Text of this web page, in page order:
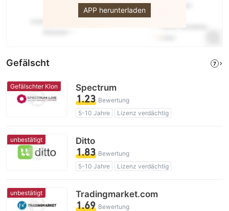
APP herunterladen
Gefälscht 7
Gefälschter Klon Spectrum
1.23 Bewertung
5-10 Jahre
Lizenz verdächtig
Fälschung von Klon Australien Verordnung
Hohes potenzielles Risiko
unbestätigt Ditto
1.83 Bewertung
5-10 Jahre
Lizenz verdächtig
Hohes potenzielles Risiko
unbestätigt Tradingmarket.com
1.69 Bewertung